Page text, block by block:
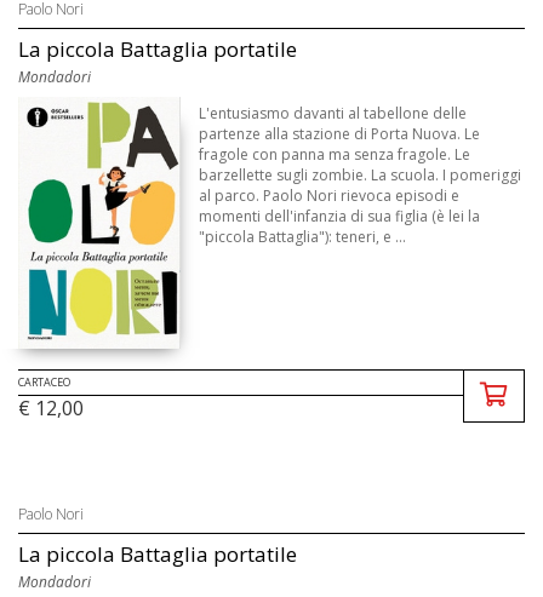
Paolo Nori
La piccola Battaglia portatile
Mondadori
L'entusiasmo davanti al tabellone delle
partenze alla stazione di Porta Nuova. Le
fragole con panna ma senza fragole. Le
barzellette sugli zombie. La scuola. I pomeriggi
al parco. Paolo Nori rievoca episodi e
momenti dell'infanzia di sua figlia (è lei la
"piccola Battaglia"): teneri, e ...
CARTACEO
€ 12,00
Paolo Nori
La piccola Battaglia portatile
Mondadori